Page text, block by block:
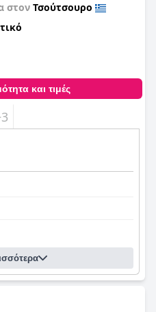
στον Τσούτσουρο
και τιμές